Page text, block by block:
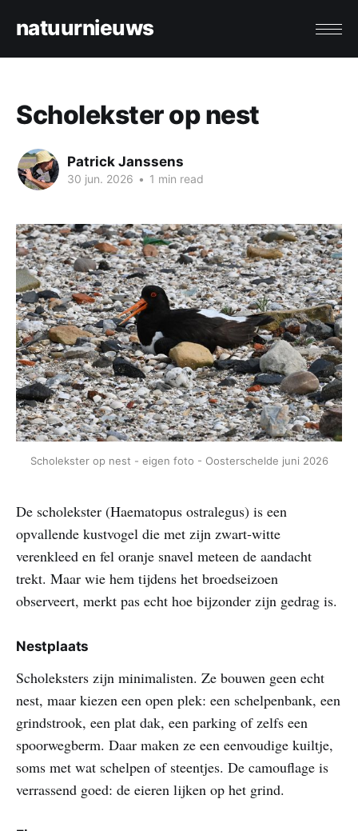
natuurnieuws
Scholekster op nest
Patrick Janssens
30 jun. 2026 • 1 min read
Scholekster op nest - eigen foto - Oosterschelde juni 2026
De scholekster (Haematopus ostralegus) is een
opvallende kustvogel die met zijn zwart‑witte
verenkleed en fel oranje snavel meteen de aandacht
trekt. Maar wie hem tijdens het broedseizoen
observeert, merkt pas echt hoe bijzonder zijn gedrag is.
Nestplaats
Scholeksters zijn minimalisten. Ze bouwen geen echt
nest, maar kiezen een open plek: een schelpenbank, een
grindstrook, een plat dak, een parking of zelfs een
spoorwegberm. Daar maken ze een eenvoudige kuiltje,
soms met wat schelpen of steentjes. De camouflage is
verrassend goed: de eieren lijken op het grind.